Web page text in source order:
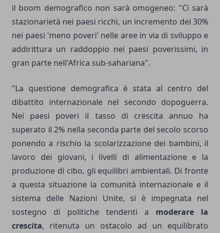
il boom demografico non sarà omogeneo: "Ci sarà
stazionarietà nei paesi ricchi, un incremento del 30%
nei paesi 'meno poveri' nelle aree in via di sviluppo e
addirittura un raddoppio nei paesi poverissimi, in
gran parte nell'Africa sub-sahariana".
"La questione demografica è stata al centro del
dibattito internazionale nel secondo dopoguerra.
Nei paesi poveri il tasso di crescita annuo ha
superato il 2% nella seconda parte del secolo scorso
ponendo a rischio la scolarizzazione dei bambini, il
lavoro dei giovani, i livelli di alimentazione e la
produzione di cibo, gli equilibri ambientali. Di fronte
a questa situazione la comunità internazionale e il
sistema delle Nazioni Unite, si è impegnata nel
sostegno di politiche tendenti a moderare la
crescita, ritenuta un ostacolo ad un equilibrato